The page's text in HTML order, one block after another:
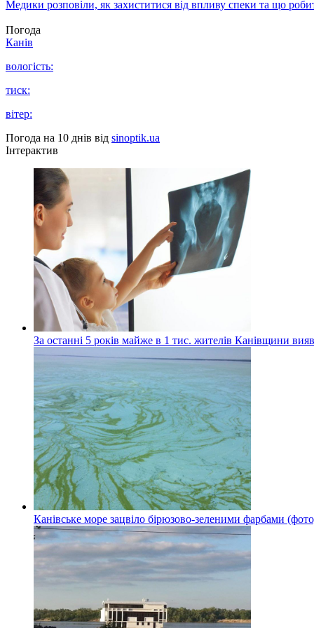
Медики розповіли, як захиститися від впливу спеки та що
Погода
Канів
вологість:
тиск:
вітер:
Погода на 10 днів від sinoptik.ua
Інтерактив
За останні 5 років майже в 1 тис. жителів Канівщини
Канівське море зацвіло бірюзово-зеленими фарбами